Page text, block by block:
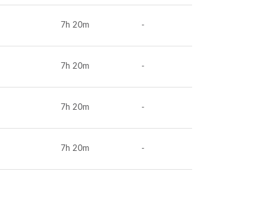
7h 20m -
7h 20m -
7h 20m -
7h 20m -